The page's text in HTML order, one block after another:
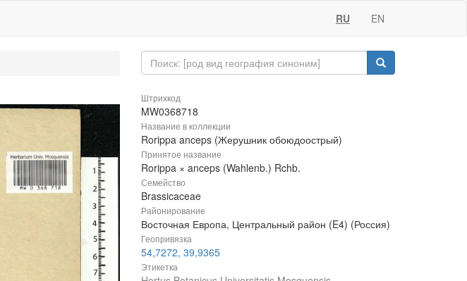
RU EN
Штрихкод
MW0368718
Название в коллекции
Rorippa anceps (Жерушник обоюдоострый)
Принятое название
Rorippa × anceps (Wahlenb.) Rchb.
Семейство
Brassicaceae
Районирование
Восточная Европа, Центральный район (E4) (Россия)
Геопривязка
54,7272, 39,9365
Этикетка